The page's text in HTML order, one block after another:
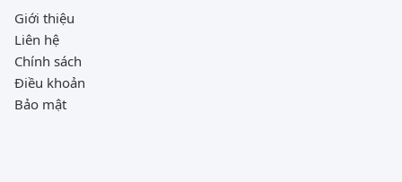
Giới thiệu
Liên hệ
Chính sách
Điều khoản
Bảo mật